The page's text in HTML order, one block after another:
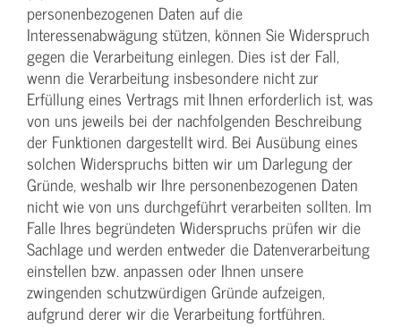
personenbezogenen Daten auf die
Interessenabwägung stützen, können Sie Widerspruch
gegen die Verarbeitung einlegen. Dies ist der Fall,
wenn die Verarbeitung insbesondere nicht zur
Erfüllung eines Vertrags mit Ihnen erforderlich ist, was
von uns jeweils bei der nachfolgenden Beschreibung
der Funktionen dargestellt wird. Bei Ausübung eines
solchen Widerspruchs bitten wir um Darlegung der
Gründe, weshalb wir Ihre personenbezogenen Daten
nicht wie von uns durchgeführt verarbeiten sollten. Im
Falle Ihres begründeten Widerspruchs prüfen wir die
Sachlage und werden entweder die Datenverarbeitung
einstellen bzw. anpassen oder Ihnen unsere
zwingenden schutzwürdigen Gründe aufzeigen,
aufgrund derer wir die Verarbeitung fortführen.